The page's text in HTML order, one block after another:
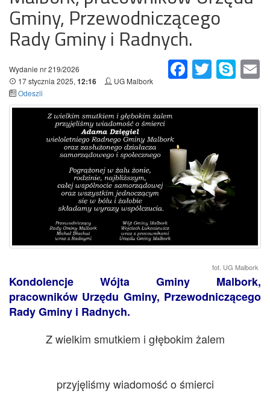
Gminy, Przewodniczącego
Rady Gminy i Radnych.
FacebookTwitter Skype
Wydanie nr 219/2026
17 stycznia 2025, 12:16
UG Malbork
Odeszli
fot. UG Malbork
Kondolencje Wójta Gminy Malbork,
pracowników Urzędu Gminy, Przewodniczącego
Rady Gminy i Radnych.
Z wielkim smutkiem i głębokim żalem
przyjęliśmy wiadomość o śmierci